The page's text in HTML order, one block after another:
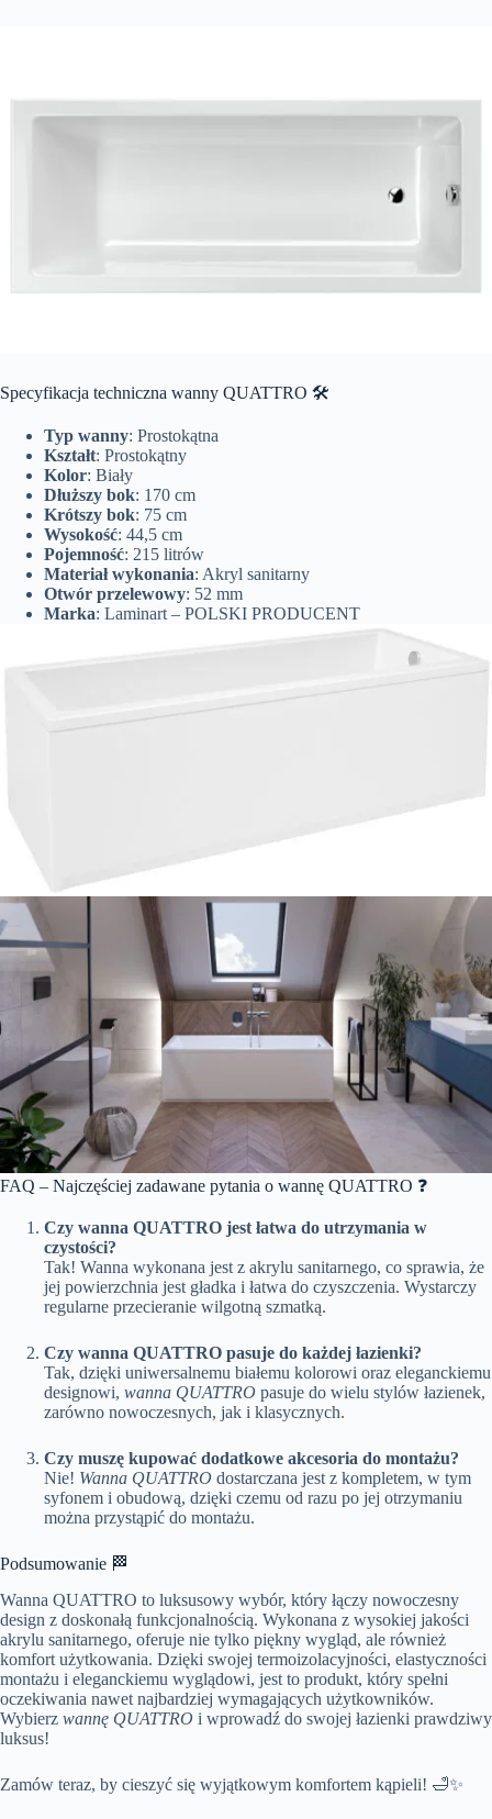
Specyfikacja techniczna wanny QUATTRO 🛠️
Typ wanny: Prostokątna
Kształt: Prostokątny
Kolor: Biały
Dłuższy bok: 170 cm
Krótszy bok: 75 cm
Wysokość: 44,5 cm
Pojemność: 215 litrów
Materiał wykonania: Akryl sanitarny
Otwór przelewowy: 52 mm
Marka: Laminart – POLSKI PRODUCENT
FAQ – Najczęściej zadawane pytania o wannę QUATTRO ❓
Czy wanna QUATTRO jest łatwa do utrzymania w
czystości?
Tak! Wanna wykonana jest z akrylu sanitarnego, co sprawia, że
jej powierzchnia jest gładka i łatwa do czyszczenia. Wystarczy
regularne przecieranie wilgotną szmatką.
Czy wanna QUATTRO pasuje do każdej łazienki?
Tak, dzięki uniwersalnemu białemu kolorowi oraz eleganckiemu
designowi, wanna QUATTRO pasuje do wielu stylów łazienek,
zarówno nowoczesnych, jak i klasycznych.
Czy muszę kupować dodatkowe akcesoria do montażu?
Nie! Wanna QUATTRO dostarczana jest z kompletem, w tym
syfonem i obudową, dzięki czemu od razu po jej otrzymaniu
można przystąpić do montażu.
Podsumowanie 🏁
Wanna QUATTRO to luksusowy wybór, który łączy nowoczesny
design z doskonałą funkcjonalnością. Wykonana z wysokiej jakości
akrylu sanitarnego, oferuje nie tylko piękny wygląd, ale również
komfort użytkowania. Dzięki swojej termoizolacyjności, elastyczności
montażu i eleganckiemu wyglądowi, jest to produkt, który spełni
oczekiwania nawet najbardziej wymagających użytkowników.
Wybierz wannę QUATTRO i wprowadź do swojej łazienki prawdziwy
luksus!
Zamów teraz, by cieszyć się wyjątkowym komfortem kąpieli! 🛁✨